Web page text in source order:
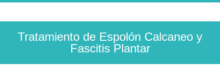
Tratamiento de Espolón Calcaneo y
Fascitis Plantar